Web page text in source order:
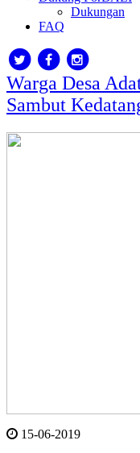
Dukungan
FAQ
Warga Desa
Sambut
15-06-2019